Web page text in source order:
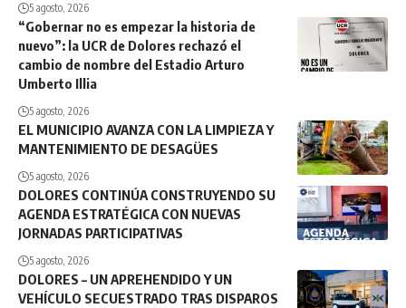
5 agosto, 2026
“Gobernar no es empezar la historia de
nuevo”: la UCR de Dolores rechazó el
cambio de nombre del Estadio Arturo
Umberto Illia
5 agosto, 2026
EL MUNICIPIO AVANZA CON LA LIMPIEZA Y
MANTENIMIENTO DE DESAGÜES
5 agosto, 2026
DOLORES CONTINÚA CONSTRUYENDO SU
AGENDA ESTRATÉGICA CON NUEVAS
JORNADAS PARTICIPATIVAS
5 agosto, 2026
DOLORES – UN APREHENDIDO Y UN
VEHÍCULO SECUESTRADO TRAS DISPAROS